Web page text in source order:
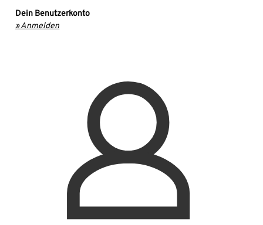
Dein Benutzerkonto
» Anmelden